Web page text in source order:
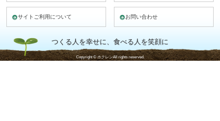
サイトご利用について お問い合わせ
つくる人を幸せに、食べる人を笑顔に
Copyright © ホクレンAll rights reserved.